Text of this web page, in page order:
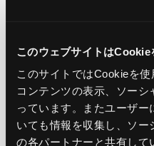
このウェブサイトはCookie
このサイトではCookieを
コンテンツの表示、ソー
っています。またユーザ
いても情報を収集し、ソ
の各パートナーと共有して
Azureのコストを最適化す